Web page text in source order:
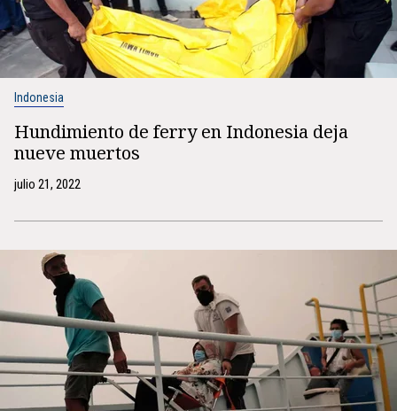
Indonesia
Hundimiento de ferry en Indonesia deja
nueve muertos
julio 21, 2022